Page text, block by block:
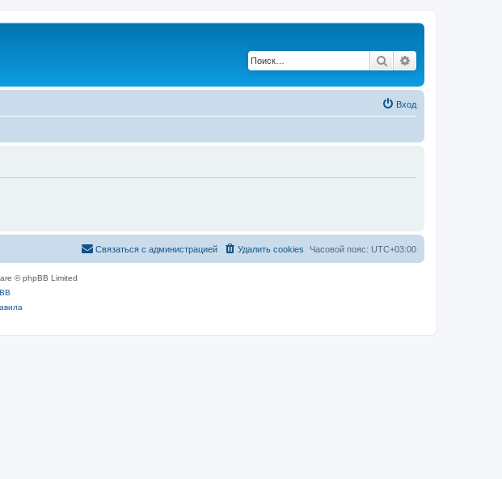
Поиск
Вход
Часовой пояс: UTC+03:00
Удалить cookies
Связаться с администрацией
© phpBB Limited